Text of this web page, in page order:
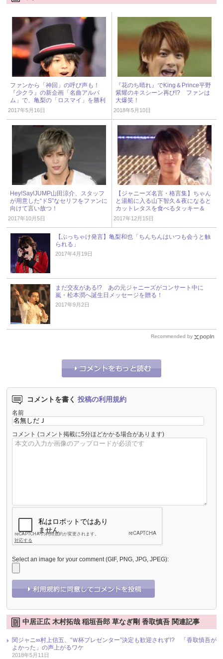
ファンから「神回」の呼び声も！
『少クラ』の新企画「名曲アルバ
ム」で、亀梨の「ロスマイ」を勝利
がパフォーマンス
2017年5月16日
『花のち晴れ』でKing＆Prince平野
紫耀のキスシーン再び!? ファンは
大爆笑！
2018年5月10日
Hey!Say!JUMP山田涼介、スタッフ
が用意した“ドS”なセリフをファンに
向けて言い放つ！
2017年10月5日
【ジャニーズ名言・格言集】ちゃん
と湯船に入る山下智久＆夜になると
カットレタスを食べるタッキー＆
翼・滝沢秀明
2017年12月15日
【ぶっちゃけ発言】亀梨和也「ちんちんはいつも会うと触
られる」
2017年4月19日
まだ交友がある!? あの元ジャニーズがコンサート中に
嵐・松本潤へ誕生日メッセージを贈る！
2017年9月2日
Recommended by
コメントを書く 投稿の利用規約
名前
コメント (コメント掲載に5分ほどかかる場合があります)
Select an image for your comment (GIF, PNG, JPG, JPEG):
中居正広 木村拓哉 稲垣吾郎 草なぎ剛 香取慎吾 関連記事
関ジャニ∞村上信五、“Ｗ杯プレゼンター”決定も歓迎されず!? 「香取慎吾が
よかった」の声上がるワケ
2018年5月11日